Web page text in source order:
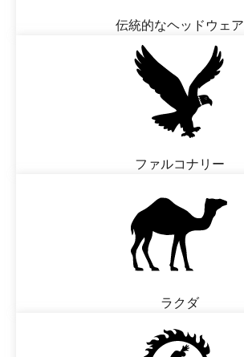
伝統的なヘッドウェア
ファルコナリー
ラクダ